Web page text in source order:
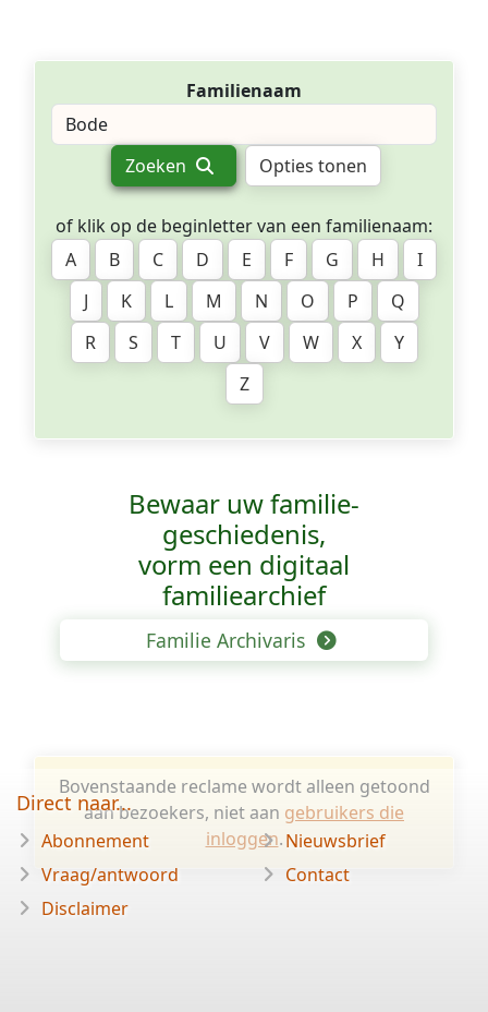
Familienaam
Zoeken Opties tonen
of klik op de beginletter van een familienaam:
A
B C D E F G H
I
J
K L M N O P
Q
R
S T U V W X
Y
Z
Bewaar uw familie­
geschiedenis,
vorm een digitaal
familiearchief
Familie Archivaris
Bovenstaande reclame wordt alleen getoond
aan bezoekers, niet aan gebruikers die
inloggen.
Direct naar...
Abonnement
Vraag/antwoord
Disclaimer
Nieuwsbrief
Contact